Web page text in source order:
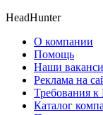
HeadHunter
О компании
Помощь
Наши
Реклама на
Требования
Каталог